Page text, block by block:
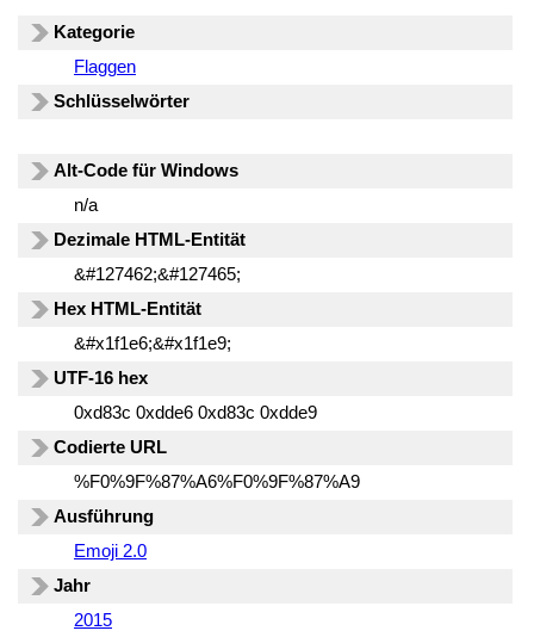
Kategorie
Flaggen
Schlüsselwörter
Alt-Code für Windows
n/a
Dezimale HTML-Entität
&#127462;&#127465;
Hex HTML-Entität
&#x1f1e6;&#x1f1e9;
UTF-16 hex
0xd83c 0xdde6 0xd83c 0xdde9
Codierte URL
%F0%9F%87%A6%F0%9F%87%A9
Ausführung
Emoji 2.0
Jahr
2015